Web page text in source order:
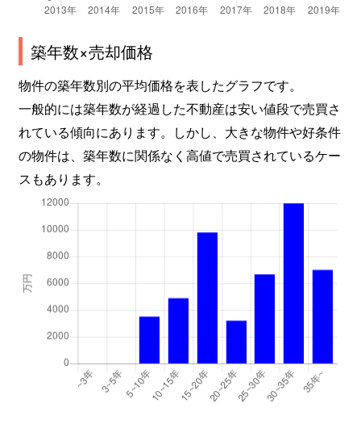
築年数×売却価格
物件の築年数別の平均価格を表したグラフです。
一般的には築年数が経過した不動産は安い値段で売買さ
れている傾向にあります。しかし、大きな物件や好条件
の物件は、築年数に関係なく高値で売買されているケー
スもあります。